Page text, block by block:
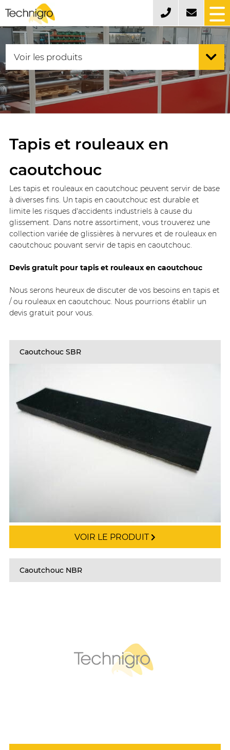
Tapis et rouleaux en
caoutchouc
Les tapis et rouleaux en caoutchouc peuvent servir de base
à diverses fins. Un tapis en caoutchouc est durable et
limite les risques d'accidents industriels à cause du
glissement. Dans notre assortiment, vous trouverez une
collection variée de glissières à nervures et de rouleaux en
caoutchouc pouvant servir de tapis en caoutchouc.
Devis gratuit pour tapis et rouleaux en caoutchouc
Nous serons heureux de discuter de vos besoins en tapis et
/ ou rouleaux en caoutchouc. Nous pourrions établir un
devis gratuit pour vous.
Caoutchouc SBR
VOIR LE PRODUIT
Caoutchouc NBR